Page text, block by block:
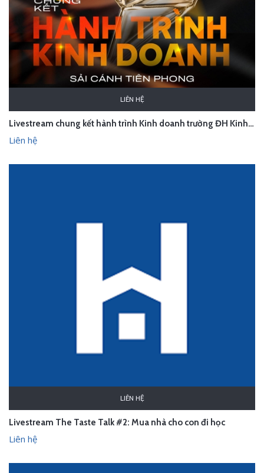
LIÊN HỆ
Livestream chung kết hành trình Kinh doanh trường ĐH Kinh tế Quốc dân
Liên hệ
LIÊN HỆ
Livestream The Taste Talk #2: Mua nhà cho con đi học
Liên hệ